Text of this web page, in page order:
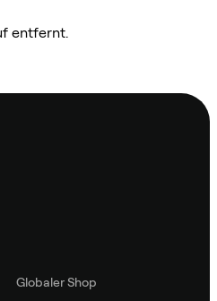
entfernt.
Globaler Shop